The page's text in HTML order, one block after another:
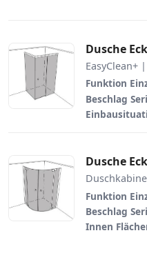
Dusche
EasyClean+
Funktion
Beschlag
Dusche
Funktion
Beschlag
Innen